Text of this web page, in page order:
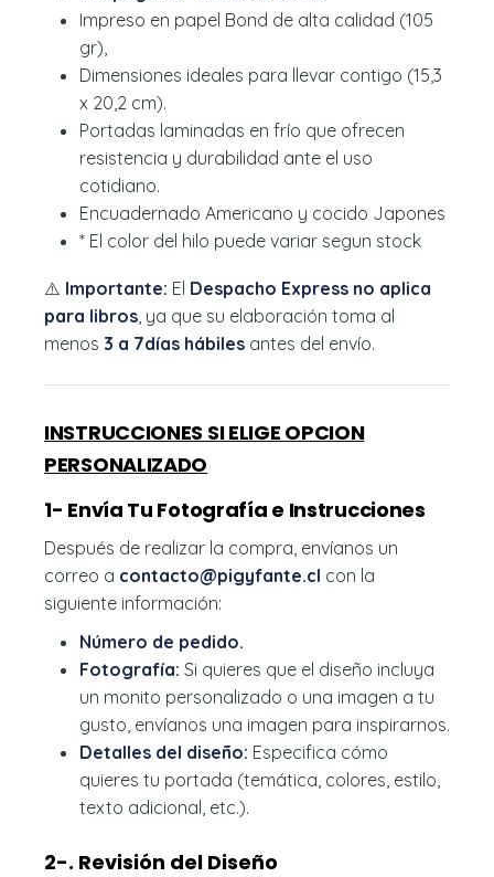
Impreso en papel Bond de alta calidad (105
gr),
Dimensiones ideales para llevar contigo (15,3
x 20,2 cm).
Portadas laminadas en frío que ofrecen
resistencia y durabilidad ante el uso
cotidiano.
Encuadernado Americano y cocido Japones
* El color del hilo puede variar segun stock
⚠️ Importante: El Despacho Express no aplica
para libros , ya que su elaboración toma al
menos 3 a 7días hábiles antes del envío.
INSTRUCCIONES SI ELIGE OPCION
PERSONALIZADO
1- Envía Tu Fotografía e Instrucciones
Después de realizar la compra, envíanos un
correo a contacto@pigyfante.cl con la
siguiente información:
Número de pedido.
Fotografía: Si quieres que el diseño incluya
un monito personalizado o una imagen a tu
gusto, envíanos una imagen para inspirarnos.
Detalles del diseño: Especifica cómo
quieres tu portada (temática, colores, estilo,
texto adicional, etc.).
2-. Revisión del Diseño